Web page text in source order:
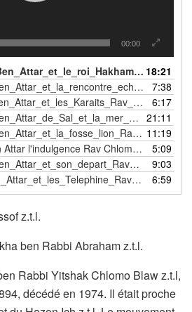
00:00
18:21
7:38
6:17
21:11
11:19
l'indulgence Rav Chlomo Atlan
5:09
9:03
6:59
z.t.l.
ben Rabbi Abraham z.t.l.
Rabbi Yitshak Chlomo Blaw z.t.l,
décédé en 1974. Il était proche